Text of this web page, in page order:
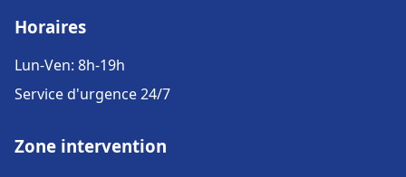
Horaires
Lun-Ven: 8h-19h
Service d'urgence 24/7
Zone intervention